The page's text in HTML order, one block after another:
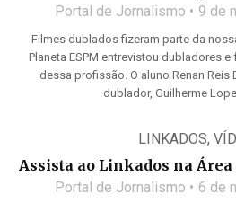
Portal de Jornalismo 9 de
Filmes dublados fizeram parte da
Planeta ESPM entrevistou dubladores
dessa profissão. O aluno Renan Reis
dublador, Guilherme
LINKADOS,
Assista ao Linkados na
Portal de Jornalismo 6 de